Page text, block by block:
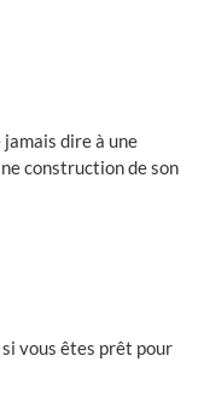
jamais dire à une
construction de son
vous êtes prêt pour